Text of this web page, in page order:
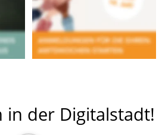
in der Digitalstadt!